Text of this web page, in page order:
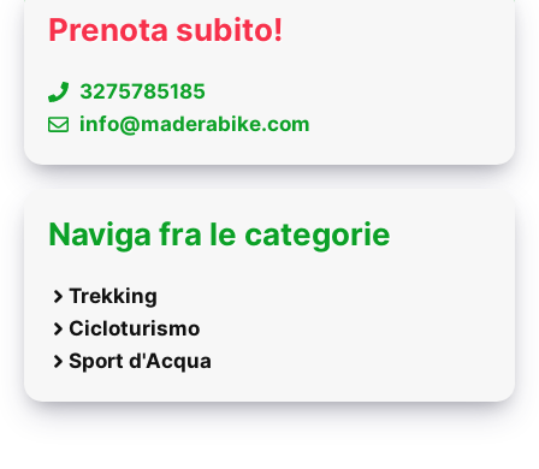
Prenota subito!
3275785185
info@maderabike.com
Naviga fra le categorie
Trekking
Cicloturismo
Sport d'Acqua